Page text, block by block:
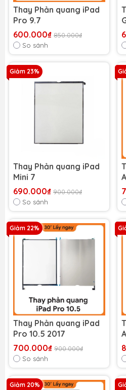
Thay Phản quang iPad
Pro 9.7
600.000₫ 850.000₫
So sánh
Giảm 23%
Thay Phản quang iPad
Mini 7
690.000₫ 900.000₫
So sánh
Giảm 22%
Thay Phản quang iPad
Pro 10.5 2017
700.000₫ 900.000₫
So sánh
Giảm 20%